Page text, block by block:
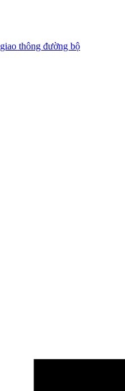
giao thông đường bộ